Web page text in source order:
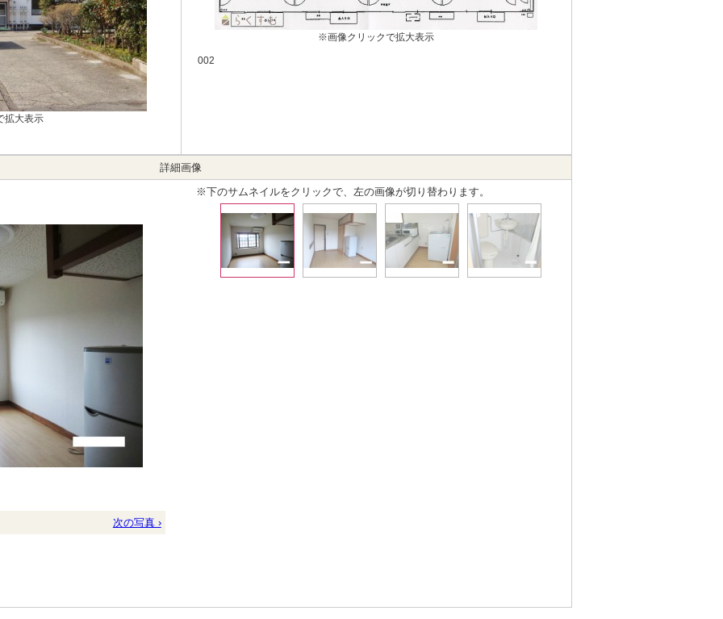
拡大表示
※画像クリックで拡大表示
002
詳細画像
次の写真 ›
※下のサムネイルをクリックで、左の画像が切り替わります。